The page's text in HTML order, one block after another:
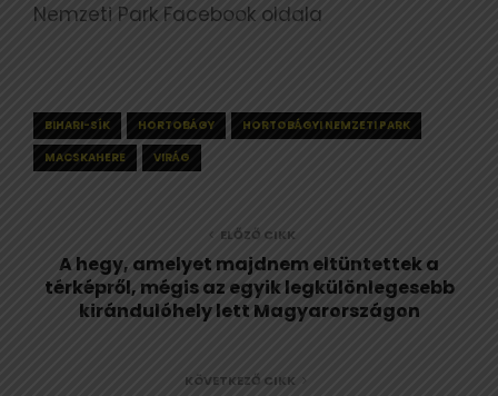
Nemzeti Park Facebook oldala
BIHARI-SÍK HORTOBÁGY
HORTOBÁGYI NEMZETI PARK
MACSKAHERE
VIRÁG
ELŐZŐ CIKK
A hegy, amelyet majdnem eltüntettek a
térképről, mégis az egyik legkülönlegesebb
kirándulóhely lett Magyarországon
KÖVETKEZŐ CIKK